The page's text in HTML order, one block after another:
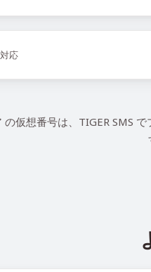
応
の仮想番号は、TIGER SMS